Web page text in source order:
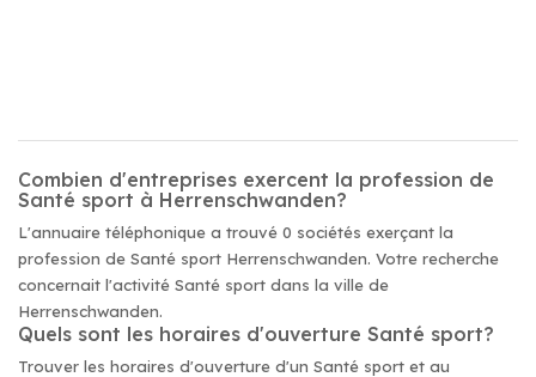
Combien d'entreprises exercent la profession de
Santé sport à Herrenschwanden?
L'annuaire téléphonique a trouvé 0 sociétés exerçant la
profession de Santé sport Herrenschwanden. Votre recherche
concernait l'activité Santé sport dans la ville de
Herrenschwanden.
Quels sont les horaires d'ouverture Santé sport?
Trouver les horaires d'ouverture d'un Santé sport et au